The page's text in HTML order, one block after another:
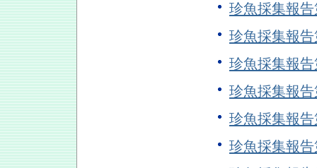
珍魚採集報
珍魚採集報
珍魚採集報
珍魚採集報
珍魚採集報
珍魚採集報